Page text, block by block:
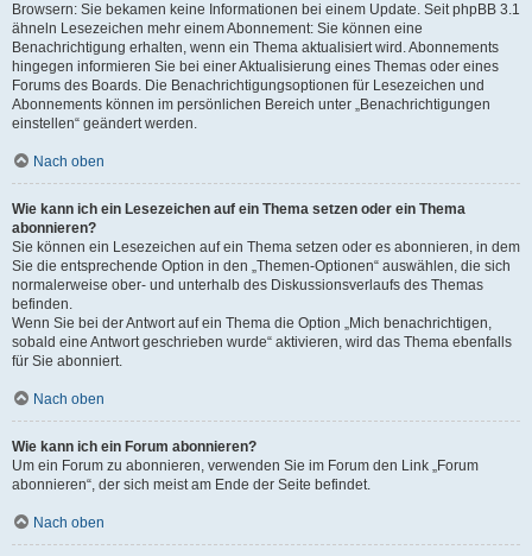
Browsern: Sie bekamen keine Informationen bei einem Update. Seit phpBB 3.1
ähneln Lesezeichen mehr einem Abonnement: Sie können eine
Benachrichtigung erhalten, wenn ein Thema aktualisiert wird. Abonnements
hingegen informieren Sie bei einer Aktualisierung eines Themas oder eines
Forums des Boards. Die Benachrichtigungsoptionen für Lesezeichen und
Abonnements können im persönlichen Bereich unter „Benachrichtigungen
einstellen“ geändert werden.
Nach oben
Wie kann ich ein Lesezeichen auf ein Thema setzen oder ein Thema
abonnieren?
Sie können ein Lesezeichen auf ein Thema setzen oder es abonnieren, in dem
Sie die entsprechende Option in den „Themen-Optionen“ auswählen, die sich
normalerweise ober- und unterhalb des Diskussionsverlaufs des Themas
befinden.
Wenn Sie bei der Antwort auf ein Thema die Option „Mich benachrichtigen,
sobald eine Antwort geschrieben wurde“ aktivieren, wird das Thema ebenfalls
für Sie abonniert.
Nach oben
Wie kann ich ein Forum abonnieren?
Um ein Forum zu abonnieren, verwenden Sie im Forum den Link „Forum
abonnieren“, der sich meist am Ende der Seite befindet.
Nach oben